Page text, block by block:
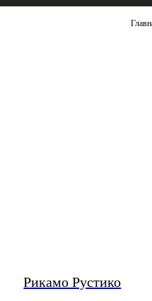
Рикамо Рустико